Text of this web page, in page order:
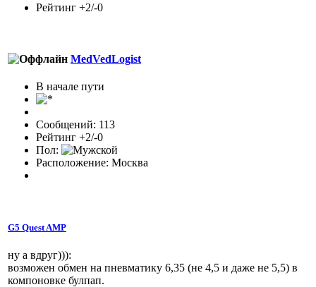
Рейтинг +2/-0
MedVedLogist
В начале пути
Сообщений: 113
Рейтинг +2/-0
Пол:
Расположение: Москва
G5 Quest AMP
ну а вдруг))):
возможен обмен на пневматику 6,35 (не 4,5 и даже не 5,5) в
компоновке булпап.